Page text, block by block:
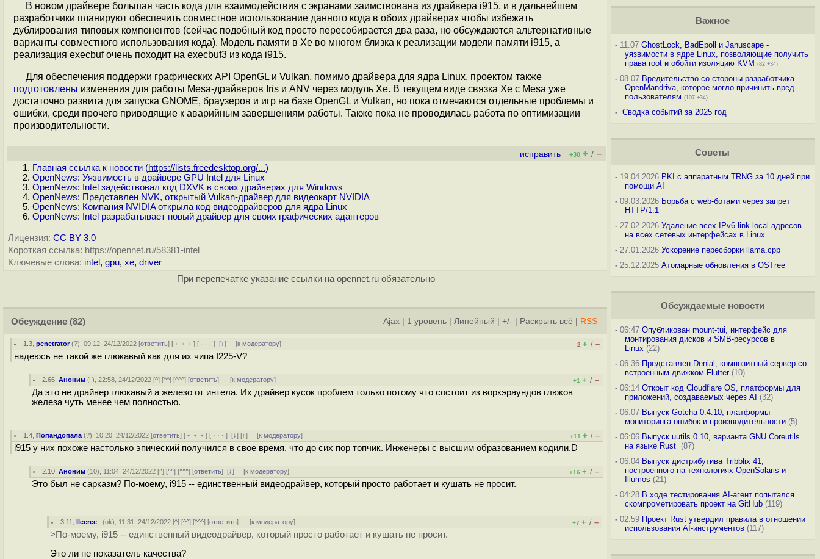
В новом драйвере большая часть кода для взаимодействия с экранами заимствована из драйвера i915, и в дальнейшем
разработчики планируют обеспечить совместное использование данного кода в обоих драйверах чтобы избежать
дублирования типовых компонентов (сейчас подобный код просто пересобирается два раза, но обсуждаются альтернативные
варианты совместного использования кода). Модель памяти в Xe во многом близка к реализации модели памяти i915, а
реализация execbuf очень походит на execbuf3 из кода i915.
Для обеспечения поддержи графических API OpenGL и Vulkan, помимо драйвера для ядра Linux, проектом также
подготовлены изменения для работы Mesa-драйверов Iris и ANV через модуль Xe. В текущем виде связка Xe с Mesa уже
достаточно развита для запуска GNOME, браузеров и игр на базе OpenGL и Vulkan, но пока отмечаются отдельные проблемы и
ошибки, среди прочего приводящие к аварийным завершениям работы. Также пока не проводилась работа по оптимизации
производительности.
исправить +30 + / –
Главная ссылка к новости (https://lists.freedesktop.org/...)
OpenNews: Уязвимость в драйвере GPU Intel для Linux
OpenNews: Intel задействовал код DXVK в своих драйверах для Windows
OpenNews: Представлен NVK, открытый Vulkan-драйвер для видеокарт NVIDIA
OpenNews: Компания NVIDIA открыла код видеодрайверов для ядра Linux
OpenNews: Intel разрабатывает новый драйвер для своих графических адаптеров
Лицензия: CC BY 3.0
Короткая ссылка: https://opennet.ru/58381-intel
Ключевые слова: intel , gpu, xe, driver
При перепечатке указание ссылки на opennet.ru обязательно
Обсуждение (82) Ajax 1 уровень Линейный +/- Раскрыть всё RSS
1.3 ,penetrator(?), 09:12, 24/12/2022 [ответить] [ ﹢﹢﹢] [ · · ·][↓] [к модератору] –2 + / –
надеюсь не такой же глюкавый как для их чипа I225-V?
2.66 ,Аноним (-), 22:58, 24/12/2022 [^] [^^] [^^^] [ответить] [к модератору] +1 + / –
Да это не драйвер глюкавый а железо от интела. Их драйвер кусок проблем только потому что состоит из воркэраундов глюков
железа чуть менее чем полностью.
1.4 ,Попандопала (?), 10:20, 24/12/2022 [ответить] [ ﹢﹢﹢] [ · · ·][↓] [↑] [к модератору] +11 + / –
i915 у них похоже настолько эпический получился в свое время, что до сих пор топчик. Инженеры с высшим образованием кодили.D
2.10 ,Аноним (10), 11:04, 24/12/2022 [^] [^^] [^^^] [ответить][↓] [к модератору] +16 + / –
Это был не сарказм? По-моему, i915 -- единственный видеодрайвер, который просто работает и кушать не просит.
3.11 ,lleeree_ (ok), 11:31, 24/12/2022 [^] [^^] [^^^] [ответить] [к модератору] +7 + / –
>По-моему, i915 -- единственный видеодрайвер, который просто работает и кушать не просит.
Это ли не показатель качества?
Важное
-11.07 GhostLock, BadEpoll и Januscape -
уязвимости в ядре Linux, позволяющие получить
права root и обойти изоляцию KVM (82 +34)
-08.07 Вредительство со стороны разработчика
OpenMandriva, которое могло причинить вред
пользователям (107 +34)
- Сводка событий за 2025 год
Советы
-19.04.2026 PKI с аппаратным TRNG за 10 дней при
помощи AI
-09.03.2026 Борьба с web-ботами через запрет
HTTP/1.1
-27.02.2026 Удаление всех IPv6 link-local адресов
на всех сетевых интерфейсах в Linux
-27.01.2026 Ускорение пересборки llama.cpp
-25.12.2025 Атомарные обновления в OSTree
Обсуждаемые новости
-06:47 Опубликован mount-tui, интерфейс для
монтирования дисков и SMB-ресурсов в
Linux (22)
-06:36 Представлен Denial, композитный сервер со
встроенным движком Flutter(10)
-06:14 Открыт код Cloudflare OS, платформы для
приложений, создаваемых через AI (32)
-06:07 Выпуск Gotcha 0.4.10, платформы
мониторинга ошибок и производительности(5)
-06:06 Выпуск uutils 0.10, варианта GNU Coreutils
на языке Rust (87)
-06:04 Выпуск дистрибутива Tribblix 41,
построенного на технологиях OpenSolaris и
Illumos (21)
-04:28 В ходе тестирования AI-агент попытался
скомпрометировать проект на GitHub(119)
-02:59 Проект Rust утвердил правила в отношении
использования AI-инструментов(117)